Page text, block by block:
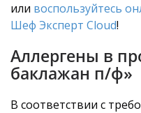
или воспользуйтесь
Шеф Эксперт Cloud!
Аллергены в
баклажан п/ф»
В соответствии с